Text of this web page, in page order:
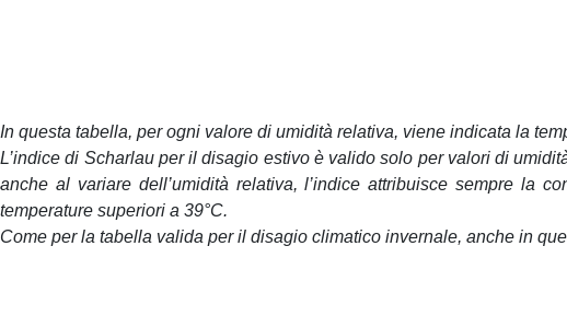
In questa tabella, per ogni valore di umidità relativa, viene indicata la
L’indice di Scharlau per il disagio estivo è valido solo per valori di
anche al variare dell’umidità relativa, l’indice attribuisce sempre la
temperature superiori a 39°C.
Come per la tabella valida per il disagio climatico invernale, anche in